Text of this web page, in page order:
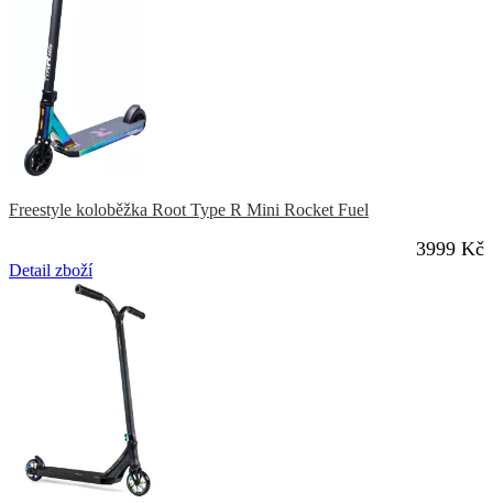
Freestyle koloběžka Root Type R Mini Rocket Fuel
3999 Kč
Detail zboží